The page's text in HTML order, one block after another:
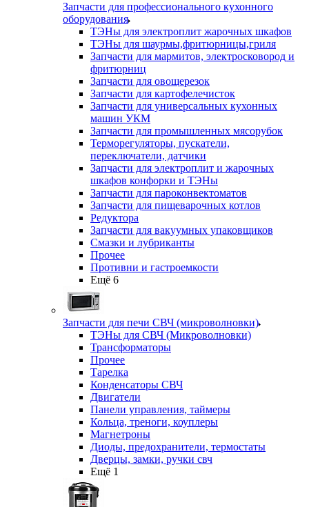
Запчасти для профессионального кухонного
оборудования
ТЭНы для электроплит жарочных шкафов
ТЭНы для шаурмы,фритюрницы,гриля
Запчасти для мармитов, электросковород и
фритюрниц
Запчасти для овощерезок
Запчасти для картофелечисток
Запчасти для универсальных кухонных
машин УКМ
Запчасти для промышленных мясорубок
Терморегуляторы, пускатели,
переключатели, датчики
Запчасти для электроплит и жарочных
шкафов конфорки и ТЭНы
Запчасти для пароконвектоматов
Запчасти для пищеварочных котлов
Редуктора
Запчасти для вакуумных упаковщиков
Смазки и лубриканты
Прочее
Противни и гастроемкости
Ещё 6
Запчасти для печи СВЧ (микроволновки)
ТЭНы для СВЧ (Микроволновки)
Трансформаторы
Прочее
Тарелка
Конденсаторы СВЧ
Двигатели
Панели управления, таймеры
Кольца, треноги, коуплеры
Магнетроны
Диоды, предохранители, термостаты
Дверцы, замки, ручки свч
Ещё 1